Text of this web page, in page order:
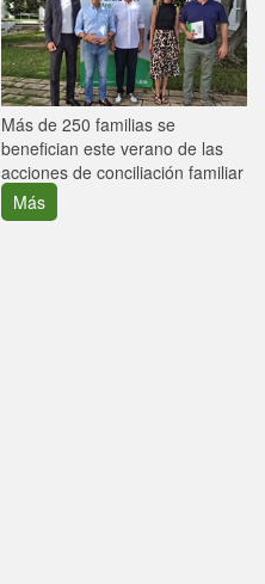
Más de 250 familias se
benefician este verano de las
acciones de conciliación familiar
Más